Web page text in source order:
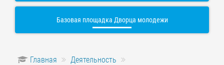
Базовая площадка Дворца молодежи
Главная
Деятельность